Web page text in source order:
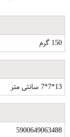
150 گرم
13*7*7 سانتی متر
5900649063488